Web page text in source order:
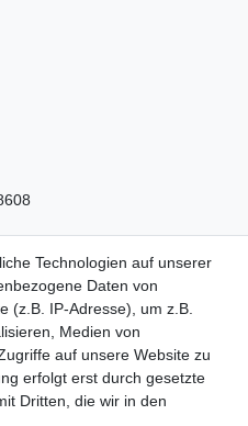
Technologien auf unserer
Daten von
(z.B. IP-Adresse), um z.B.
Medien von
auf unsere Website zu
erfolgt erst durch gesetzte
Dritten, die wir in den